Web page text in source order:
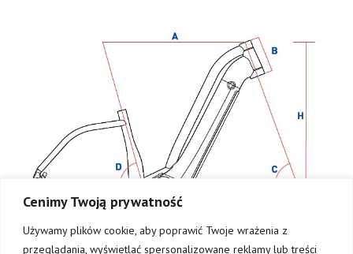
Cenimy Twoją prywatność
Używamy plików cookie, aby poprawić Twoje wrażenia z
przeglądania, wyświetlać spersonalizowane reklamy lub treści